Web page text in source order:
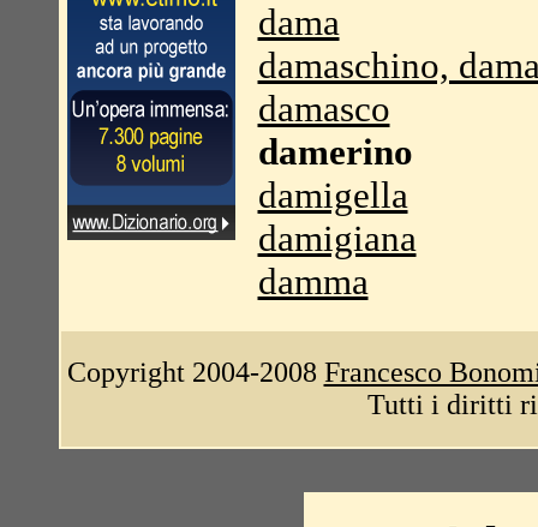
dama
damaschino,
damasco
damerino
damigella
damigiana
damma
Copyright 2004-2008 Francesco
Tutti i diritti